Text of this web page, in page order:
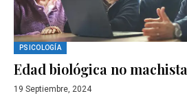
PSICOLOGÍA
Edad biológica no machista
19 Septiembre, 2024